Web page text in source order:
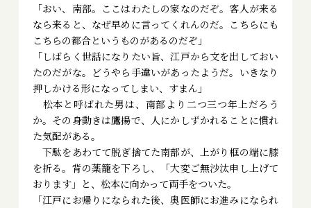
「おい、南部。ここはわたしの家なのだぞ。客人が来る
なら来ると、なぜ早めに言ってくれんのだ。こちらにも
こちらの都合というものがあるのだぞ」
「しばらく世話になりたい旨、江戸から文を出しておい
たのだがな。どうやら手違いがあったようだ。いきなり
押しかける形になってしまい、すまん」
松本と呼ばれた男は、南部より二つ三つ年上だろう
か。その身動きは鷹揚で、人にかしずかれることに慣れ
た気配がある。
下駄をあわてて脱ぎ捨てた南部が、上がり框の端に膝
を折る。背の薬籠を下ろし、「大変ご無沙汰申し上げて
おります」と、松本に向かって両手をついた。
「江戸にお帰りになられた後、奥医師にお進みになられ